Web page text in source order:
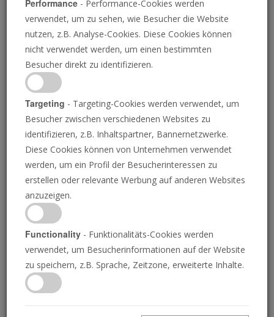
PT/BALAGE BALOUGH/ARCHAEOLOGY ILLUSTRATED
Ein königlicher Palast
Nachdruck-Artikel aus der Philadelphia
Trumpet, Oktober-November 2013
STEPHEN FLURRY UND ROBERT MORLEY • 09.01.2018
K ritiker haben seit langem behauptet, dass die Bibel
eine unzuverlässige Quelle für die Geschichte ist.
Performance - Performance-Cookies werden
verwendet, um zu sehen, wie Besucher die Website
nutzen, z.B. Analyse-Cookies. Diese Cookies können
nicht verwendet werden, um einen bestimmten
Besucher direkt zu identifizieren.
Targeting - Targeting-Cookies werden verwendet, um
Besucher zwischen verschiedenen Websites zu
identifizieren, z.B. Inhaltspartner, Bannernetzwerke.
Diese Cookies können von Unternehmen verwendet
werden, um ein Profil der Besucherinteressen zu
erstellen oder relevante Werbung auf anderen Websites
anzuzeigen.
Functionality - Funktionalitäts-Cookies werden
verwendet, um Besucherinformationen auf der Website
zu speichern, z.B. Sprache, Zeitzone, erweiterte Inhalte.